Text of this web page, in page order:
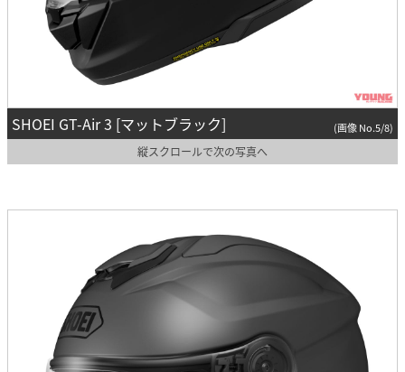
SHOEI GT-Air 3 [マットブラック] (画像 No.5/8)
縦スクロールで次の写真へ